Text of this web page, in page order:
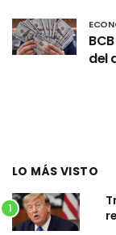
del
LO MÁS VISTO
1